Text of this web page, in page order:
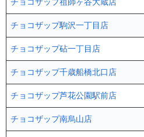
チョコザップ駒沢一丁目店
チョコザップ砧一丁目店
チョコザップ千歳船橋北口店
チョコザップ芦花公園駅前店
チョコザップ南烏山店